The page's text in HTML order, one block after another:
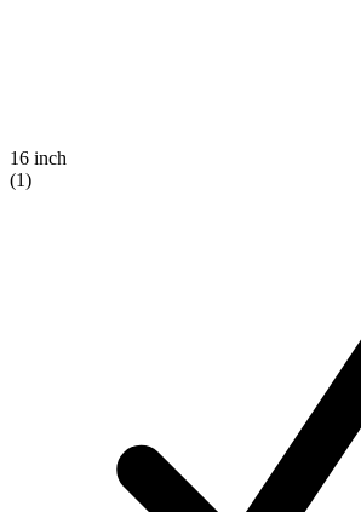
16 inch
(1)